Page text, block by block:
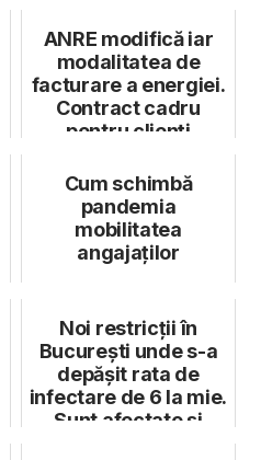
ANRE modifică iar
modalitatea de
facturare a energiei.
Contract cadru
pentru clienți
Cum schimbă
pandemia
mobilitatea
angajaților
Noi restricții în
București unde s-a
depășit rata de
infectare de 6 la mie.
Sunt afectate și